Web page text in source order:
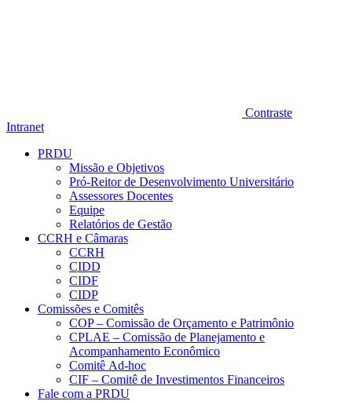
Contraste
Intranet
PRDU
Missão e Objetivos
Pró-Reitor de Desenvolvimento Universitário
Assessores Docentes
Equipe
Relatórios de Gestão
CCRH e Câmaras
CCRH
CIDD
CIDF
CIDP
Comissões e Comitês
COP – Comissão de Orçamento e Patrimônio
CPLAE – Comissão de Planejamento e
Acompanhamento Econômico
Comitê Ad-hoc
CIF – Comitê de Investimentos Financeiros
Fale com a PRDU